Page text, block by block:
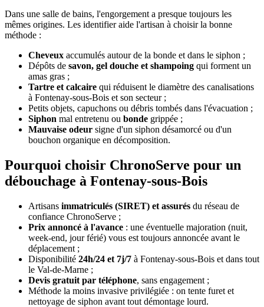
Dans une salle de bains, l'engorgement a presque toujours les
mêmes origines. Les identifier aide l'artisan à choisir la bonne
méthode :
Cheveux accumulés autour de la bonde et dans le siphon ;
Dépôts de savon, gel douche et shampoing qui forment un
amas gras ;
Tartre et calcaire qui réduisent le diamètre des canalisations
à Fontenay-sous-Bois et son secteur ;
Petits objets, capuchons ou débris tombés dans l'évacuation ;
Siphon mal entretenu ou bonde grippée ;
Mauvaise odeur signe d'un siphon désamorcé ou d'un
bouchon organique en décomposition.
Pourquoi choisir ChronoServe pour un
débouchage à Fontenay-sous-Bois
Artisans immatriculés (SIRET) et assurés du réseau de
confiance ChronoServe ;
Prix annoncé à l'avance : une éventuelle majoration (nuit,
week-end, jour férié) vous est toujours annoncée avant le
déplacement ;
Disponibilité 24h/24 et 7j/7 à Fontenay-sous-Bois et dans tout
le Val-de-Marne ;
Devis gratuit par téléphone, sans engagement ;
Méthode la moins invasive privilégiée : on tente furet et
nettoyage de siphon avant tout démontage lourd.